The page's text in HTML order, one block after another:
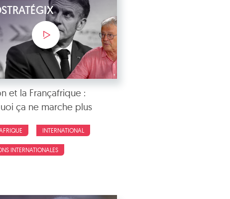
et la Françafrique :
ça ne marche plus
INTERNATIONAL
INTERNATIONALES